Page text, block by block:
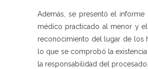
Además, se presentó el informe
médico practicado al menor y
reconocimiento del lugar de los
lo que se comprobó la
la responsabilidad del procesado.